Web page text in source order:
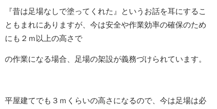
『昔は足場なしで塗ってくれた』というお話を耳にするこ
ともまれにありますが、今は安全や作業効率の確保のため
にも２ｍ以上の高さで
の作業になる場合、足場の架設が義務づけられています。
平屋建てでも３ｍくらいの高さになるので、今は足場は必